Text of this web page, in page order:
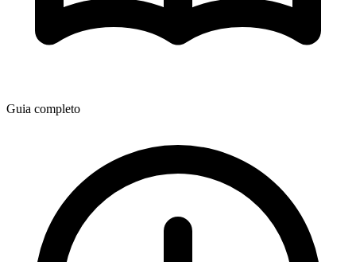
Guia completo